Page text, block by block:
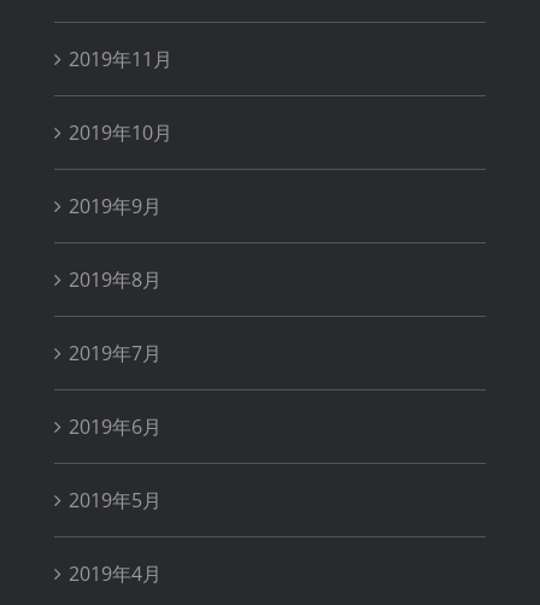
2019年11月
2019年10月
2019年9月
2019年8月
2019年7月
2019年6月
2019年5月
2019年4月